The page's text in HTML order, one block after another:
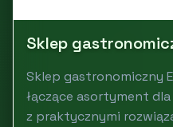
Sklep
Sklep gastronomiczny
łączące asortyment
z praktycznymi